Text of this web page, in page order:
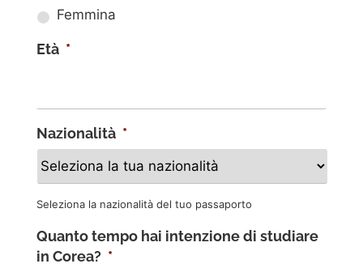
Femmina
Età *
Nazionalità *
Seleziona la nazionalità del tuo passaporto
Quanto tempo hai intenzione di studiare
in Corea? *